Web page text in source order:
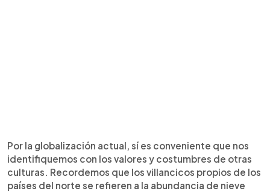
Por la globalización actual, sí es conveniente que nos
identifiquemos con los valores y costumbres de otras
culturas. Recordemos que los villancicos propios de los
países del norte se refieren a la abundancia de nieve